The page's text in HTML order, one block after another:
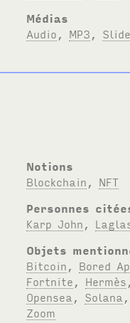
Médias
Audio , MP3 ,
Notions
Blockchain , NFT
Personnes
Karp John ,
Objets
Bitcoin , Bored
Fortnite , Hermès
Opensea , Solana
Zoom